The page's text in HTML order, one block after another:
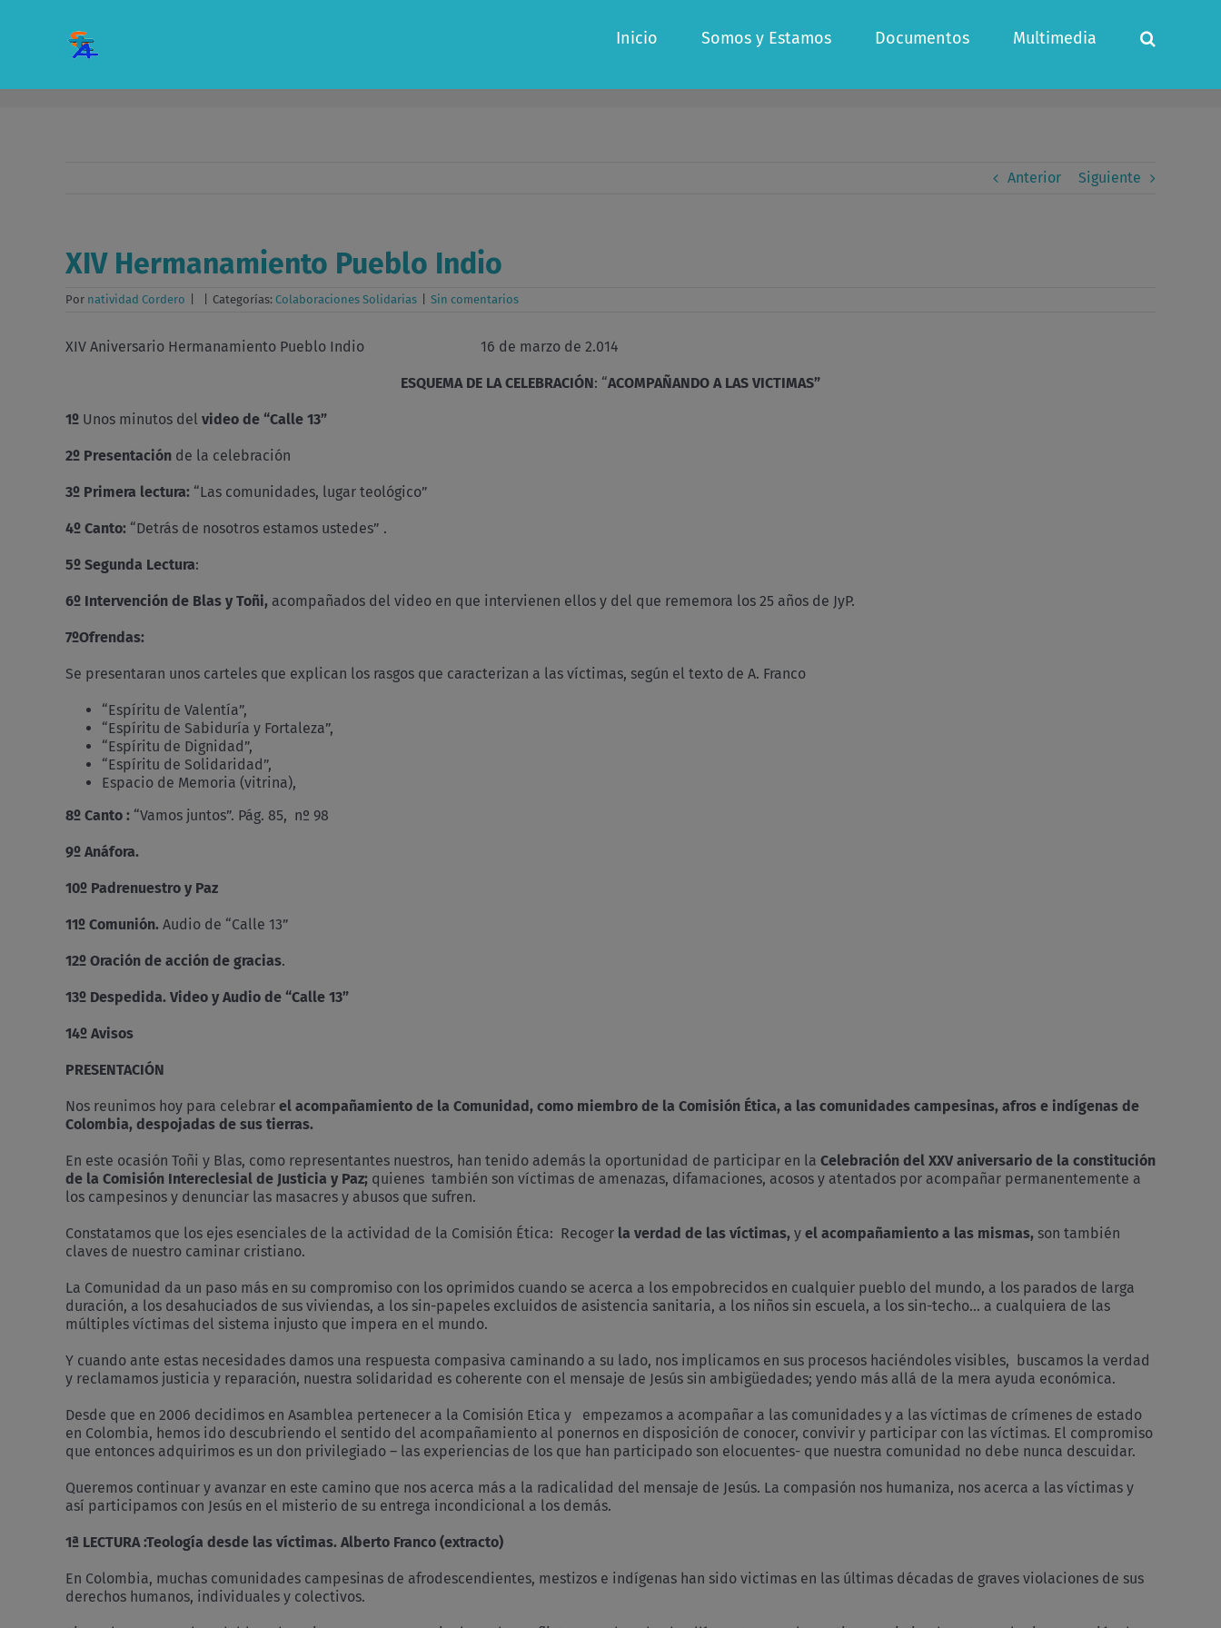
Inicio Somos y Estamos Documentos Multimedia
Anterior Siguiente
XIV Hermanamiento Pueblo Indio
Por natividad Cordero Categorías: Colaboraciones Solidarias Sin comentarios
XIV Aniversario Hermanamiento Pueblo Indio 16 de marzo de 2.014
ESQUEMA DE LA CELEBRACIÓN: “ACOMPAÑANDO A LAS VICTIMAS”
1º Unos minutos del video de “Calle 13”
2º Presentación de la celebración
3º Primera lectura: “Las comunidades, lugar teológico”
4º Canto: “Detrás de nosotros estamos ustedes” .
5º Segunda Lectura:
6º Intervención de Blas y Toñi, acompañados del video en que intervienen ellos y del que rememora los 25 años de JyP.
7ºOfrendas:
Se presentaran unos carteles que explican los rasgos que caracterizan a las víctimas, según el texto de A. Franco
“Espíritu de Valentía”,
“Espíritu de Sabiduría y Fortaleza”,
“Espíritu de Dignidad”,
“Espíritu de Solidaridad”,
Espacio de Memoria (vitrina),
8º Canto : “Vamos juntos”. Pág. 85, nº 98
9º Anáfora.
10º Padrenuestro y Paz
11º Comunión. Audio de “Calle 13”
12º Oración de acción de gracias.
13º Despedida. Video y Audio de “Calle 13”
14º Avisos
PRESENTACIÓN
Nos reunimos hoy para celebrar el acompañamiento de la Comunidad, como miembro de la Comisión Ética, a las comunidades campesinas, afros e indígenas de
Colombia, despojadas de sus tierras.
En este ocasión Toñi y Blas, como representantes nuestros, han tenido además la oportunidad de participar en la Celebración del XXV aniversario de la constitución
de la Comisión Intereclesial de Justicia y Paz; quienes también son víctimas de amenazas, difamaciones, acosos y atentados por acompañar permanentemente a
los campesinos y denunciar las masacres y abusos que sufren.
Constatamos que los ejes esenciales de la actividad de la Comisión Ética: Recoger la verdad de las víctimas, y el acompañamiento a las mismas, son también
claves de nuestro caminar cristiano.
La Comunidad da un paso más en su compromiso con los oprimidos cuando se acerca a los empobrecidos en cualquier pueblo del mundo, a los parados de larga
duración, a los desahuciados de sus viviendas, a los sin-papeles excluidos de asistencia sanitaria, a los niños sin escuela, a los sin-techo… a cualquiera de las
múltiples víctimas del sistema injusto que impera en el mundo.
Y cuando ante estas necesidades damos una respuesta compasiva caminando a su lado, nos implicamos en sus procesos haciéndoles visibles, buscamos la verdad
y reclamamos justicia y reparación, nuestra solidaridad es coherente con el mensaje de Jesús sin ambigüedades; yendo más allá de la mera ayuda económica.
Desde que en 2006 decidimos en Asamblea pertenecer a la Comisión Etica y empezamos a acompañar a las comunidades y a las víctimas de crímenes de estado
en Colombia, hemos ido descubriendo el sentido del acompañamiento al ponernos en disposición de conocer, convivir y participar con las víctimas. El compromiso
que entonces adquirimos es un don privilegiado – las experiencias de los que han participado son elocuentes- que nuestra comunidad no debe nunca descuidar.
Queremos continuar y avanzar en este camino que nos acerca más a la radicalidad del mensaje de Jesús. La compasión nos humaniza, nos acerca a las víctimas y
así participamos con Jesús en el misterio de su entrega incondicional a los demás.
1ª LECTURA :Teología desde las víctimas. Alberto Franco (extracto)
En Colombia, muchas comunidades campesinas de afrodescendientes, mestizos e indígenas han sido victimas en las últimas décadas de graves violaciones de sus
derechos humanos, individuales y colectivos.